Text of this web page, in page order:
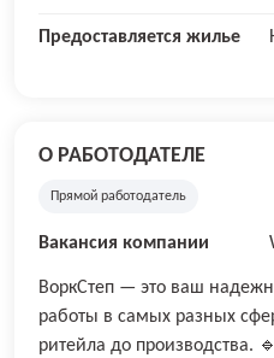
Предоставляется жилье
О РАБОТОДАТЕЛЕ
Прямой работодатель
Вакансия компании
ВоркСтеп — это ваш
работы в самых разных
ритейла до производства.